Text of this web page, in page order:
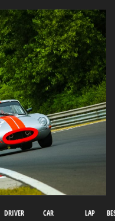
DRIVER CAR LAP